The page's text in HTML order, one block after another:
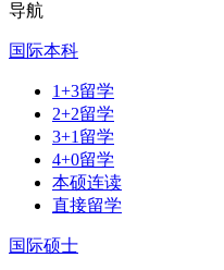
导航
国际本科
1+3留学
2+2留学
3+1留学
4+0留学
本硕连读
直接留学
国际硕士